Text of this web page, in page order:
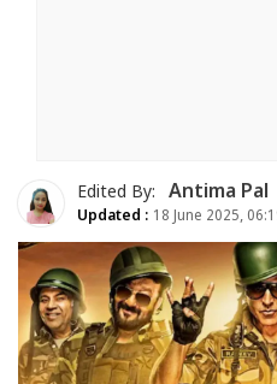
Edited By: Antima Pal
Updated : 18 June 2025,